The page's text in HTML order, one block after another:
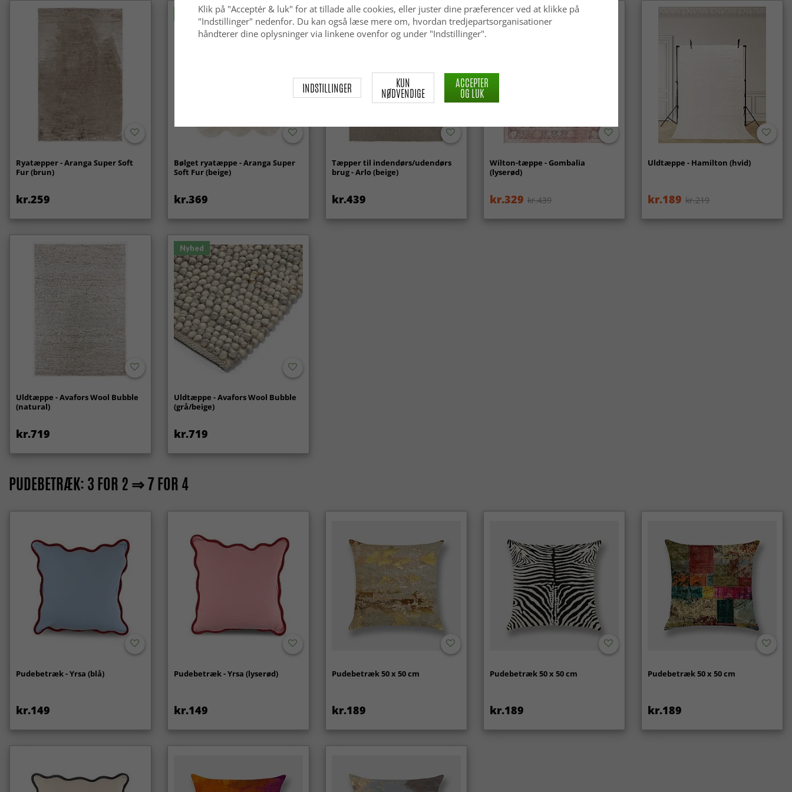
Ryatæpper - Aranga Super Soft
Fur (brun)
kr.259
Nyhed
Bølget ryatæppe - Aranga Super
Soft Fur (beige)
kr.369
Tæpper til indendørs/udendørs
brug - Arlo (beige)
kr.439
Wilton-tæppe - Gombalia
(lyserød)
kr.329 kr.439
Uldtæppe - Hamilton (hvid)
kr.189 kr.219
Uldtæppe - Avafors Wool Bubble
(natural)
kr.719
Nyhed
Uldtæppe - Avafors Wool Bubble
(grå/beige)
kr.719
PUDEBETRÆK: 3 FOR 2 ⇒ 7 FOR 4
Pudebetræk - Yrsa (blå)
kr.149
Pudebetræk - Yrsa (lyserød)
kr.149
Pudebetræk 50 x 50 cm
kr.189
Pudebetræk 50 x 50 cm
kr.189
Pudebetræk 50 x 50 cm
kr.189
Klik på "Acceptér & luk" for at tillade alle cookies, eller juster dine præferencer ved at klikke på
"Indstillinger" nedenfor. Du kan også læse mere om, hvordan tredjepartsorganisationer
håndterer dine oplysninger via linkene ovenfor og under "Indstillinger".
INDSTILLINGER KUN
NØDVENDIGE
ACCEPTER
OG LUK